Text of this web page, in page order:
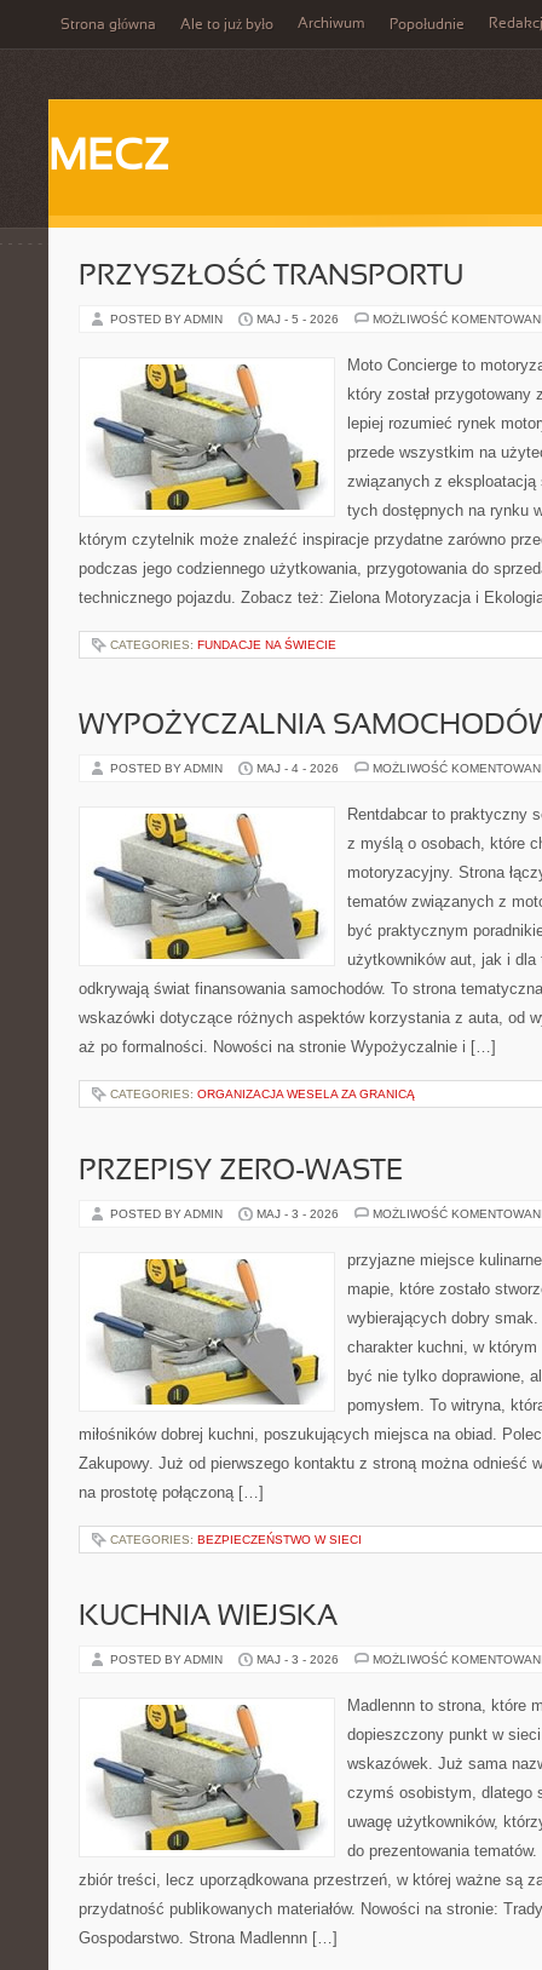
Strona główna Ale to już było Archiwum Popołudnie
MECZ
PRZYSZŁOŚĆ TRANSPORTU
POSTED BY ADMIN MAJ - 5 - 2026 MOŻLIWOŚĆ
Moto Concierge to
który został
lepiej rozumieć rynek
przede wszystkim na
związanych z eksploatacją
tych dostępnych na rynku
którym czytelnik może znaleźć inspiracje przydatne zarówno
podczas jego codziennego użytkowania, przygotowania do
technicznego pojazdu. Zobacz też: Zielona Motoryzacja i
CATEGORIES: FUNDACJE NA ŚWIECIE
WYPOŻYCZALNIA
POSTED BY ADMIN MAJ - 4 - 2026 MOŻLIWOŚĆ
Rentdabcar to praktyczny
z myślą o osobach, które
motoryzacyjny. Strona
tematów związanych z
być praktycznym
użytkowników aut, jak i
odkrywają świat finansowania samochodów. To strona
wskazówki dotyczące różnych aspektów korzystania z auta, od
aż po formalności. Nowości na stronie Wypożyczalnie i […]
CATEGORIES: ORGANIZACJA WESELA ZA GRANICĄ
PRZEPISY ZERO-WASTE
POSTED BY ADMIN MAJ - 3 - 2026 MOŻLIWOŚĆ
przyjazne miejsce
mapie, które zostało
wybierających dobry
charakter kuchni, w
być nie tylko doprawione,
pomysłem. To witryna,
miłośników dobrej kuchni, poszukujących miejsca na obiad.
Zakupowy. Już od pierwszego kontaktu z stroną można odnieść
na prostotę połączoną […]
CATEGORIES: BEZPIECZEŃSTWO W SIECI
KUCHNIA WIEJSKA
POSTED BY ADMIN MAJ - 3 - 2026 MOŻLIWOŚĆ
Madlennn to strona, które
dopieszczony punkt w
wskazówek. Już sama
czymś osobistym, dlatego
uwagę użytkowników,
do prezentowania
zbiór treści, lecz uporządkowana przestrzeń, w której ważne są
przydatność publikowanych materiałów. Nowości na stronie:
Gospodarstwo. Strona Madlennn […]